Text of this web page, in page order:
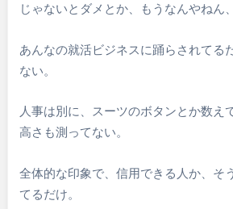
じゃないとダメとか、もうなんやねん
あんなの就活ビジネスに踊らされてる
ない。
人事は別に、スーツのボタンとか数え
高さも測ってない。
全体的な印象で、信用できる人か、そ
てるだけ。